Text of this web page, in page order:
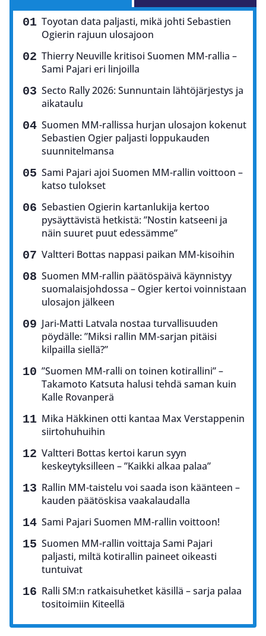
Toyotan data paljasti, mikä johti Sebastien
Ogierin rajuun ulosajoon
Thierry Neuville kritisoi Suomen MM-rallia –
Sami Pajari eri linjoilla
Secto Rally 2026: Sunnuntain lähtöjärjestys ja
aikataulu
Suomen MM-rallissa hurjan ulosajon kokenut
Sebastien Ogier paljasti loppukauden
suunnitelmansa
Sami Pajari ajoi Suomen MM-rallin voittoon –
katso tulokset
Sebastien Ogierin kartanlukija kertoo
pysäyttävistä hetkistä: ”Nostin katseeni ja
näin suuret puut edessämme”
Valtteri Bottas nappasi paikan MM-kisoihin
Suomen MM-rallin päätöspäivä käynnistyy
suomalaisjohdossa – Ogier kertoi voinnistaan
ulosajon jälkeen
Jari-Matti Latvala nostaa turvallisuuden
pöydälle: ”Miksi rallin MM-sarjan pitäisi
kilpailla siellä?”
”Suomen MM-ralli on toinen kotirallini” –
Takamoto Katsuta halusi tehdä saman kuin
Kalle Rovanperä
Mika Häkkinen otti kantaa Max Verstappenin
siirtohuhuihin
Valtteri Bottas kertoi karun syyn
keskeytyksilleen – ”Kaikki alkaa palaa”
Rallin MM-taistelu voi saada ison käänteen –
kauden päätöskisa vaakalaudalla
Sami Pajari Suomen MM-rallin voittoon!
Suomen MM-rallin voittaja Sami Pajari
paljasti, miltä kotirallin paineet oikeasti
tuntuivat
Ralli SM:n ratkaisuhetket käsillä – sarja palaa
tositoimiin Kiteellä